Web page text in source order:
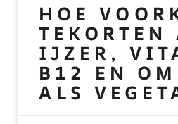
HOE
TEKORTEN
IJZER,
B12 EN
ALS